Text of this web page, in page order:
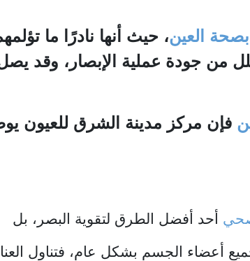
بصحة العين، حيث أنها نادرًا ما
من جودة عملية الإبصار، وقد
فإن مركز مدينة الشرق للعيون
أحد أفضل الطرق لتقوية البصر، بل
أعضاء الجسم بشكل عام، فتناول